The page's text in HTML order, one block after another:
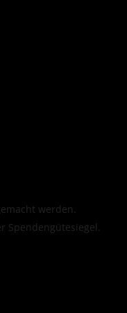
werden.
Spendengütesiegel